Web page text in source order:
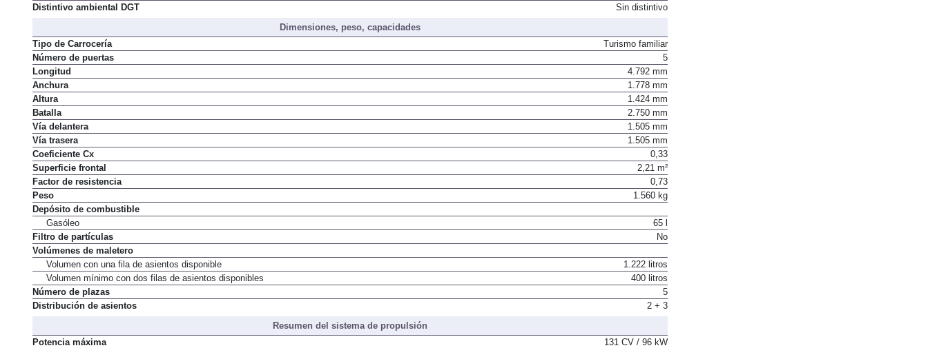
Distintivo ambiental DGT
Sin distintivo
Dimensiones, peso, capacidades
Tipo de Carrocería
Turismo familiar
Número de puertas
5
Longitud
4.792 mm
Anchura
1.778 mm
Altura
1.424 mm
Batalla
2.750 mm
Vía delantera
1.505 mm
Vía trasera
1.505 mm
Coeficiente Cx
0,33
Superficie frontal
2,21 m²
Factor de resistencia
0,73
Peso
1.560 kg
Depósito de combustible
Gasóleo
65 l
Filtro de partículas
No
Volúmenes de maletero
Volumen con una fila de asientos disponible
1.222 litros
Volumen mínimo con dos filas de asientos disponibles
400 litros
Número de plazas
5
Distribución de asientos
2 + 3
Resumen del sistema de propulsión
Potencia máxima
131 CV / 96 kW